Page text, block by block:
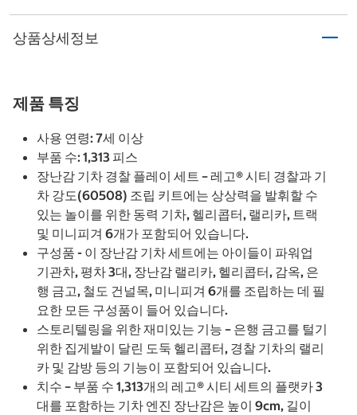
상품상세정보
제품 특징
사용 연령: 7세 이상
부품 수: 1,313 피스
장난감 기차 경찰 플레이 세트 – 레고® 시티 경찰과 기
차 강도(60508) 조립 키트에는 상상력을 발휘할 수
있는 놀이를 위한 동력 기차, 헬리콥터, 랠리카, 트랙
및 미니피겨 6개가 포함되어 있습니다.
구성품 - 이 장난감 기차 세트에는 아이들이 파워업
기관차, 평차 3대, 장난감 랠리카, 헬리콥터, 감옥, 은
행 금고, 철도 건널목, 미니피겨 6개를 조립하는 데 필
요한 모든 구성품이 들어 있습니다.
스토리텔링을 위한 재미있는 기능 – 은행 금고를 털기
위한 집게발이 달린 도둑 헬리콥터, 경찰 기차의 랠리
카 및 감방 등의 기능이 포함되어 있습니다.
치수 – 부품 수 1,313개의 레고® 시티 세트의 플랫카 3
대를 포함하는 기차 엔진 장난감은 높이 9cm, 길이